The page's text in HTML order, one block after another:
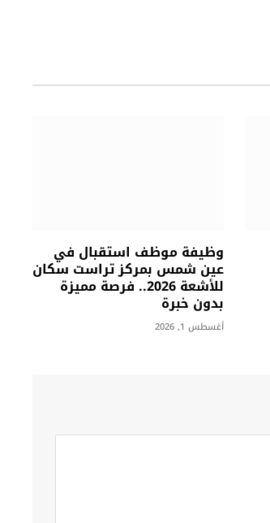
وظيفة موظف استقبال في
عين شمس بمركز تراست سكان
للأشعة 2026.. فرصة مميزة
بدون خبرة
أغسطس 1, 2026